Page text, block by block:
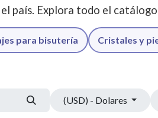
país. Explora todo el
para bisutería Cristales y
(USD) - Dolares